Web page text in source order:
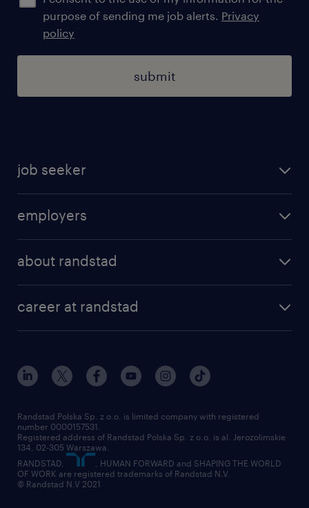
purpose of sending me job alerts. Privacy
policy
submit
job seeker
areas of expertise
work for Amazon
employers
about randstad
for suppliers
career at randstad
our world
work at randstad
submit your CV
Randstad Polska Sp. z o.o. is limited company with registered
number 0000157531.
Registered address of Randstad Polska Sp. z o.o. is al. Jerozolimskie
134, 02-305 Warszawa.
RANDSTAD,
, HUMAN FORWARD and SHAPING THE WORLD
OF WORK are registered trademarks of Randstad N.V.
© Randstad N.V 2021